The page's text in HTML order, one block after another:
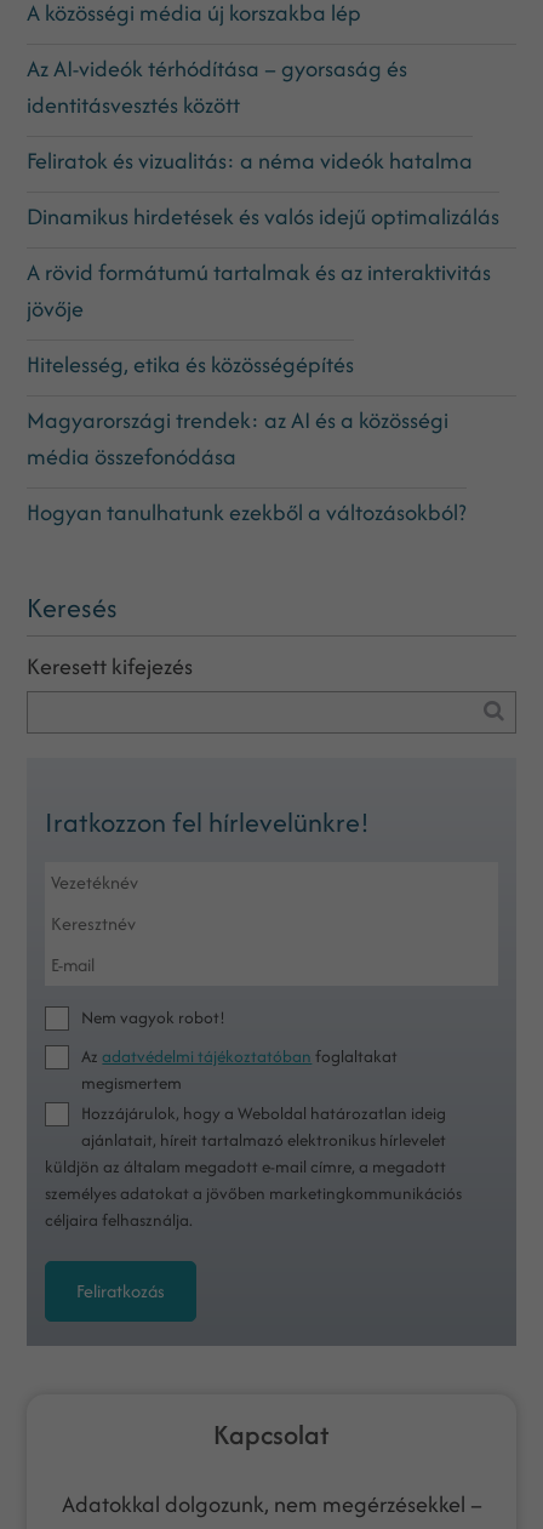
A közösségi média új korszakba lép
Az AI-videók térhódítása – gyorsaság és
identitásvesztés között
Feliratok és vizualitás: a néma videók hatalma
Dinamikus hirdetések és valós idejű optimalizálás
A rövid formátumú tartalmak és az interaktivitás
jövője
Hitelesség, etika és közösségépítés
Magyarországi trendek: az AI és a közösségi
média összefonódása
Hogyan tanulhatunk ezekből a változásokból?
Keresés
Keresett kifejezés
Iratkozzon fel hírlevelünkre!
Nem vagyok robot!
Azadatvédelmi tájékoztatóban foglaltakat
megismertem
Hozzájárulok, hogy a Weboldal határozatlan ideig
ajánlatait, híreit tartalmazó elektronikus hírlevelet
küldjön az általam megadott e-mail címre, a megadott
személyes adatokat a jövőben marketingkommunikációs
céljaira felhasználja.
Feliratkozás
Kapcsolat
Adatokkal dolgozunk, nem megérzésekkel –